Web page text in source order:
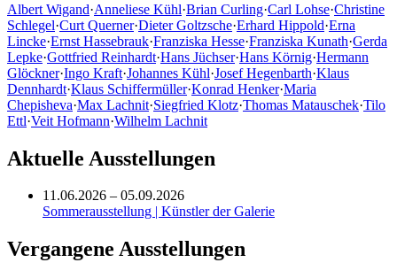
Albert Wigand·Anneliese Kühl·Brian Curling·Carl Lohse·Christine
Schlegel·Curt Querner·Dieter Goltzsche·Erhard Hippold·Erna
Lincke·Ernst Hassebrauk·Franziska Hesse·Franziska Kunath·Gerda
Lepke·Gottfried Reinhardt·Hans Jüchser·Hans Körnig·Hermann
Glöckner·Ingo Kraft·Johannes Kühl·Josef Hegenbarth·Klaus
Dennhardt·Klaus Schiffermüller·Konrad Henker·Maria
Chepisheva·Max Lachnit·Siegfried Klotz·Thomas Matauschek·Tilo
Ettl·Veit Hofmann·Wilhelm Lachnit
Aktuelle Ausstellungen
11.06.2026 – 05.09.2026
Sommerausstellung | Künstler der Galerie
Vergangene Ausstellungen